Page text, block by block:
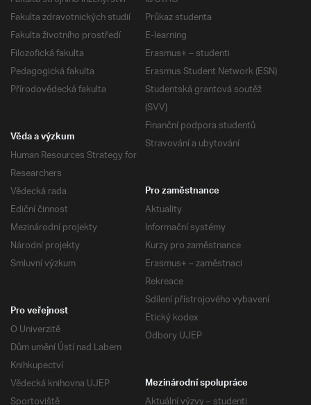
Fakulta zdravotnických studií
Fakulta životního prostředí
Filozofická fakulta
Pedagogická fakulta
Přírodovědecká fakulta
Průkaz studenta
E-learning
Erasmus+ – studenti
Erasmus Student Network (ESN)
Studentská grantová soutěž
(SVV)
Finanční podpora studentů
Stravování a ubytování
Věda a výzkum
Human Resources Strategy for
Researchers
Vědecká rada
Ediční činnost
Mezinárodní projekty
Národní projekty
Smluvní výzkum
Pro zaměstnance
Aktuality
Informační systémy
Kurzy pro zaměstnance
Erasmus+ – zaměstnaci
Rekreace
Sdílení přístrojového vybavení
Etický kodex
Odbory UJEP
Pro veřejnost
O Univerzitě
Dům umění Ústí nad Labem
Knihkupectví
Vědecká knihovna UJEP
Mezinárodní spolupráce